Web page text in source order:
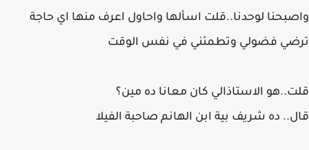
واصبحنا لوحدنا..قلت اسألها واحاول اعرف منها اي حاجة
ترضي فضولي وتطمئني في نفس الوقت
قلت..هو الاستاذالي كان معانا ده مين؟
قال.. ده شريف بية ابن الهانم صاحبة الفيلا